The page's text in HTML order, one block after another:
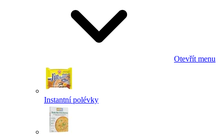
Otevřít menu
Instantní polévky